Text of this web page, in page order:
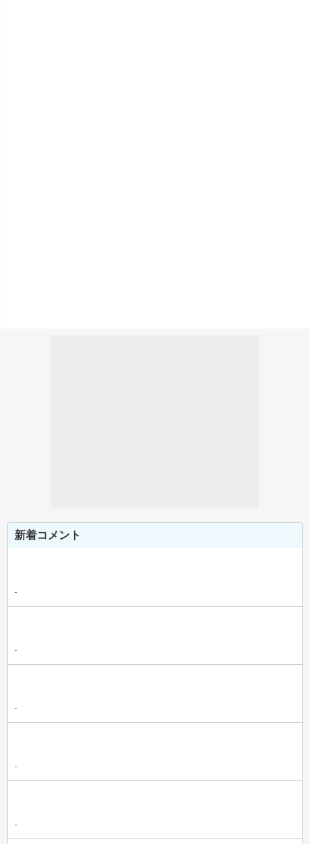
新着コメント
-
-
-
-
-